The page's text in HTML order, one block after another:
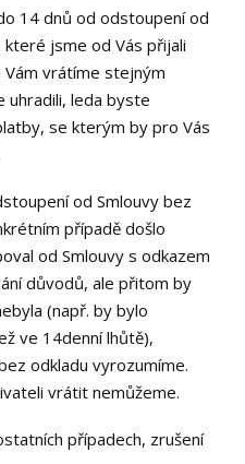
14 dnů od odstoupení od
jsme od Vás přijali
Vám vrátíme stejným
uhradili, leda byste
se kterým by pro Vás
od Smlouvy bez
případě došlo
od Smlouvy s odkazem
důvodů, ale přitom by
(např. by bylo
ve 14denní lhůtě),
odkladu vyrozumíme.
vrátit nemůžeme.
případech, zrušení